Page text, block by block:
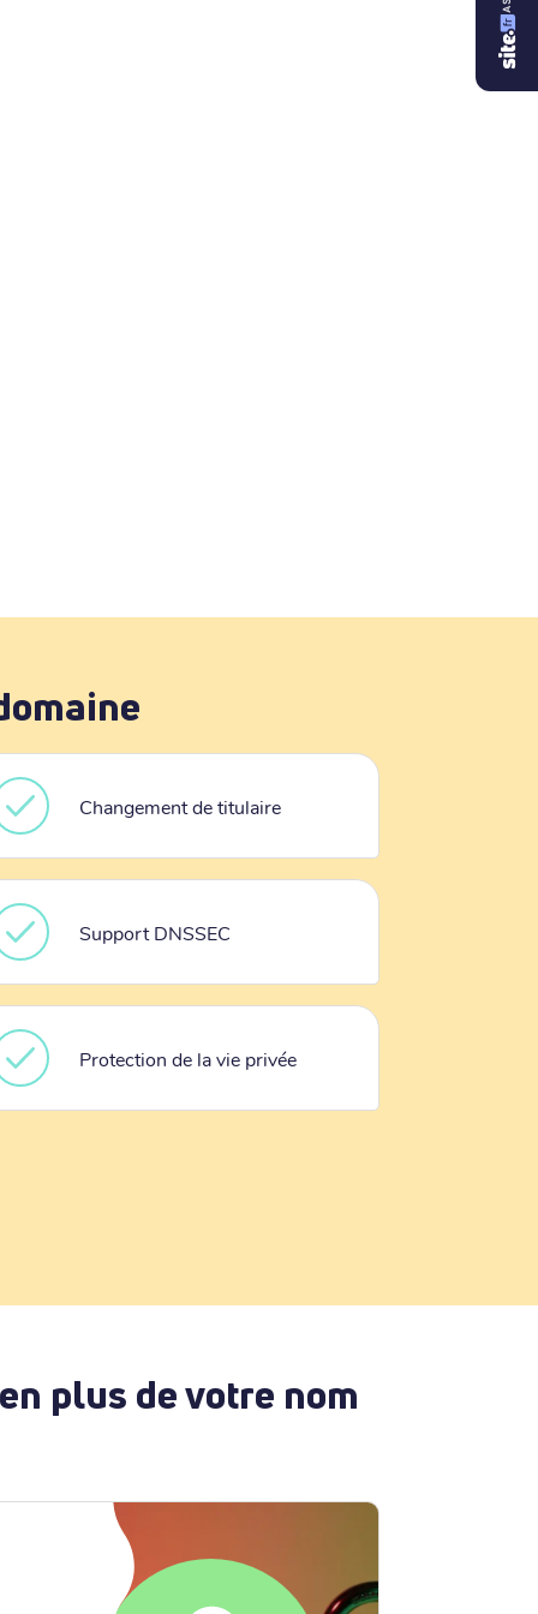
Changement de titulaire
Support DNSSEC
Protection de la vie privée
plus de votre nom